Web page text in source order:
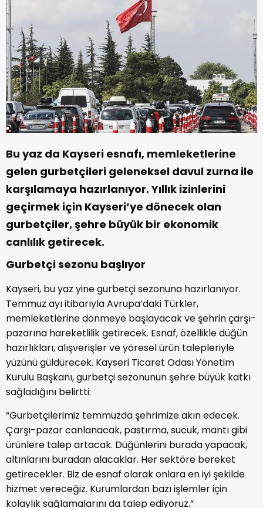
Bu yaz da Kayseri esnafı, memleketlerine
gelen gurbetçileri geleneksel davul zurna ile
karşılamaya hazırlanıyor. Yıllık izinlerini
geçirmek için Kayseri’ye dönecek olan
gurbetçiler, şehre büyük bir ekonomik
canlılık getirecek.
Gurbetçi sezonu başlıyor
Kayseri, bu yaz yine gurbetçi sezonuna hazırlanıyor.
Temmuz ayı itibarıyla Avrupa’daki Türkler,
memleketlerine dönmeye başlayacak ve şehrin çarşı-
pazarına hareketlilik getirecek. Esnaf, özellikle düğün
hazırlıkları, alışverişler ve yöresel ürün talepleriyle
yüzünü güldürecek. Kayseri Ticaret Odası Yönetim
Kurulu Başkanı, gurbetçi sezonunun şehre büyük katkı
sağladığını belirtti:
“Gurbetçilerimiz temmuzda şehrimize akın edecek.
Çarşı-pazar canlanacak, pastırma, sucuk, mantı gibi
ürünlere talep artacak. Düğünlerini burada yapacak,
altınlarını buradan alacaklar. Her sektöre bereket
getirecekler. Biz de esnaf olarak onlara en iyi şekilde
hizmet vereceğiz. Kurumlardan bazı işlemler için
kolaylık sağlamalarını da talep ediyoruz.”